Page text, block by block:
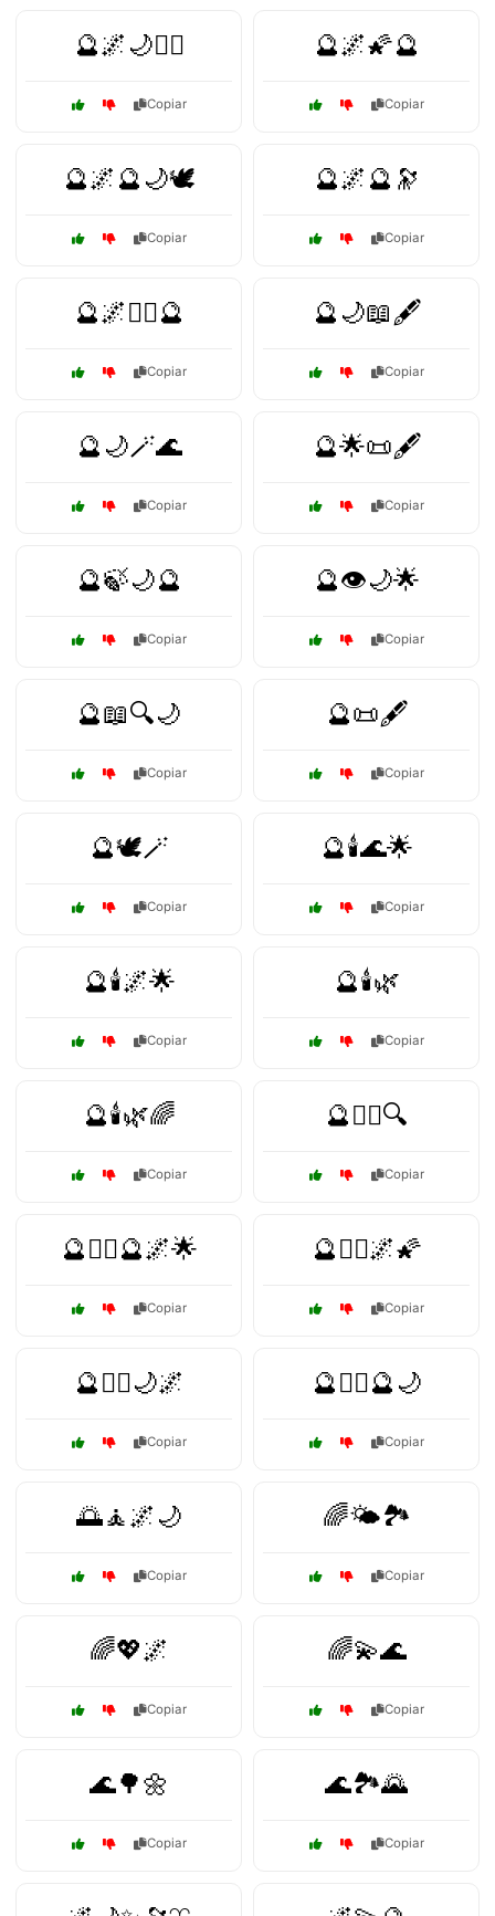
🔮🌌🌙🧙‍♀️
Copiar
🔮🌌🌠🔮
Copiar
🔮🌌🔮🌙🕊️
Copiar
🔮🌌🔮🔭
Copiar
🔮🌌🧙‍♀️🔮
Copiar
🔮🌙📖🖋️
Copiar
🔮🌙🪄🌊
Copiar
🔮🌟📜🖋️
Copiar
🔮🍃🌙🔮
Copiar
🔮👁️🌙🌟
Copiar
🔮📖🔍🌙
Copiar
🔮📜🖋️
Copiar
🔮🕊️🪄
Copiar
🔮🕯️🌊🌟
Copiar
🔮🕯️🌌🌟
Copiar
🔮🕯️🌿
Copiar
🔮🕯️🌿🌈
Copiar
🔮🧙‍♀️🔍
Copiar
🔮🧙‍♀️🔮🌌🌟
Copiar
🔮🧙‍♂️🌌🌠
Copiar
🔮🧙‍♂️🌙🌌
Copiar
🔮🧙‍♂️🔮🌙
Copiar
🌅🧘🌌🌙
Copiar
🌈🌤️🏞️
Copiar
🌈💖🌌
Copiar
🌈💫🌊
Copiar
🌊🌳🌼
Copiar
🌊🏞️🌄
Copiar